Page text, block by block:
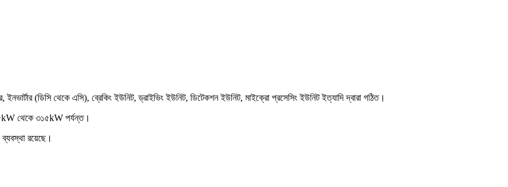
(ডিসি থেকে এসি), ব্রেকিং ইউনিট, ড্রাইভিং ইউনিট, ডিটেকশন ইউনিট, মাইক্রো প্রসেসিং ইউনিট ইত্যাদি দ্বারা গঠিত।
থেকে ৩১৫kW পর্যন্ত।
রয়েছে।